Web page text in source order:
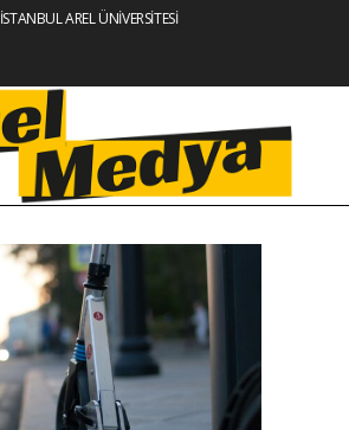
İSTANBUL AREL ÜNİVERSİTESİ